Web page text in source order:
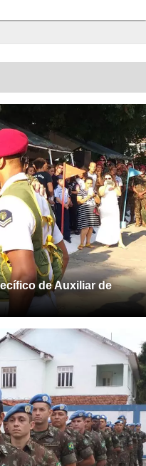
de Auxiliar de